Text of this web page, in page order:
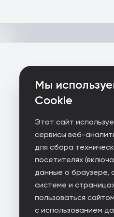
Мы
Cookie
Этот сайт
сервисы веб-
для сбора
посетителях
данные о браузере,
системе и
пользоваться
с использованием